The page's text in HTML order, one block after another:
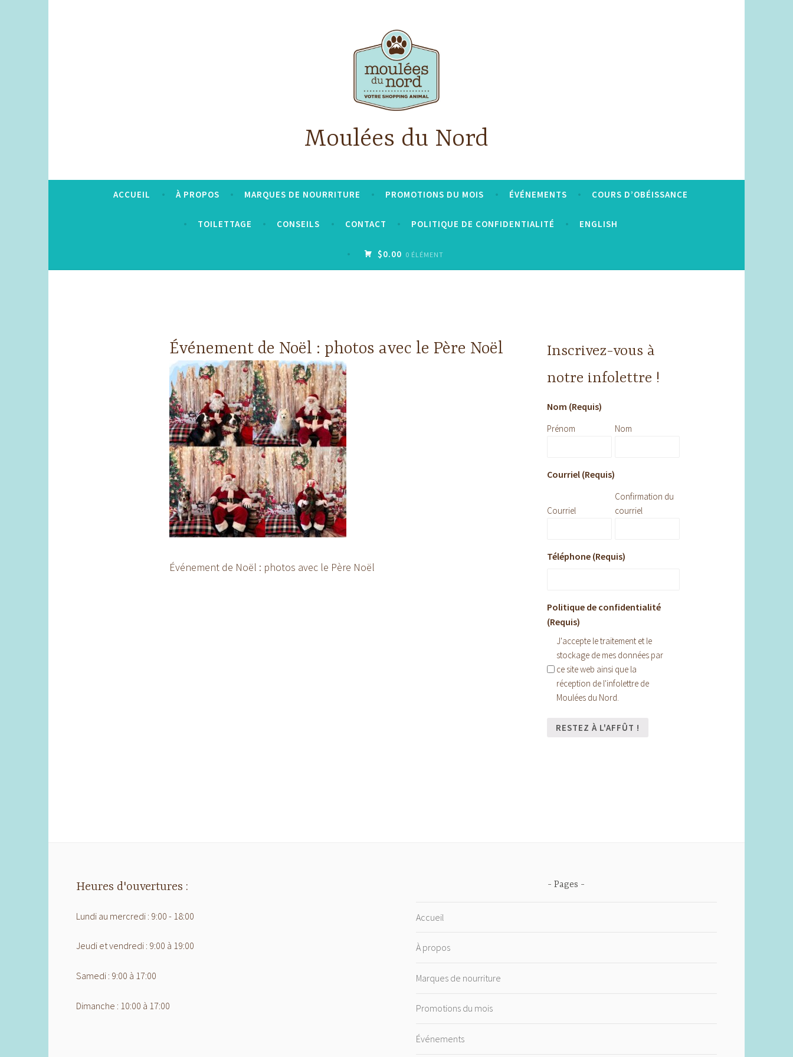
Moulées du Nord
ACCUEIL À PROPOS MARQUES DE NOURRITURE PROMOTIONS DU MOIS ÉVÉNEMENTS COURS D’OBÉISSANCE
TOILETTAGE CONSEILS CONTACT POLITIQUE DE CONFIDENTIALITÉ ENGLISH
$0.00 0 ÉLÉMENT
Événement de Noël : photos avec le Père Noël
Événement de Noël : photos avec le Père Noël
Inscrivez-vous à
notre infolettre !
Nom (Requis)
Prénom Nom
Courriel (Requis)
Courriel
Confirmation du
courriel
Téléphone (Requis)
Politique de confidentialité
(Requis)
J'accepte le traitement et le
stockage de mes données par
ce site web ainsi que la
réception de l'infolettre de
Moulées du Nord.
Heures d'ouvertures :
Lundi au mercredi : 9:00 - 18:00
Jeudi et vendredi : 9:00 à 19:00
Samedi : 9:00 à 17:00
Dimanche : 10:00 à 17:00
Pages
Accueil
À propos
Marques de nourriture
Promotions du mois
Événements